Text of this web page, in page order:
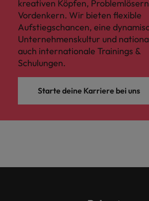
kreativen Köpfen,
Vordenkern. Wir bieten flexible
Aufstiegschancen, eine
Unternehmenskultur und
auch internationale Trainings &
Schulungen.
Starte deine Karriere bei uns